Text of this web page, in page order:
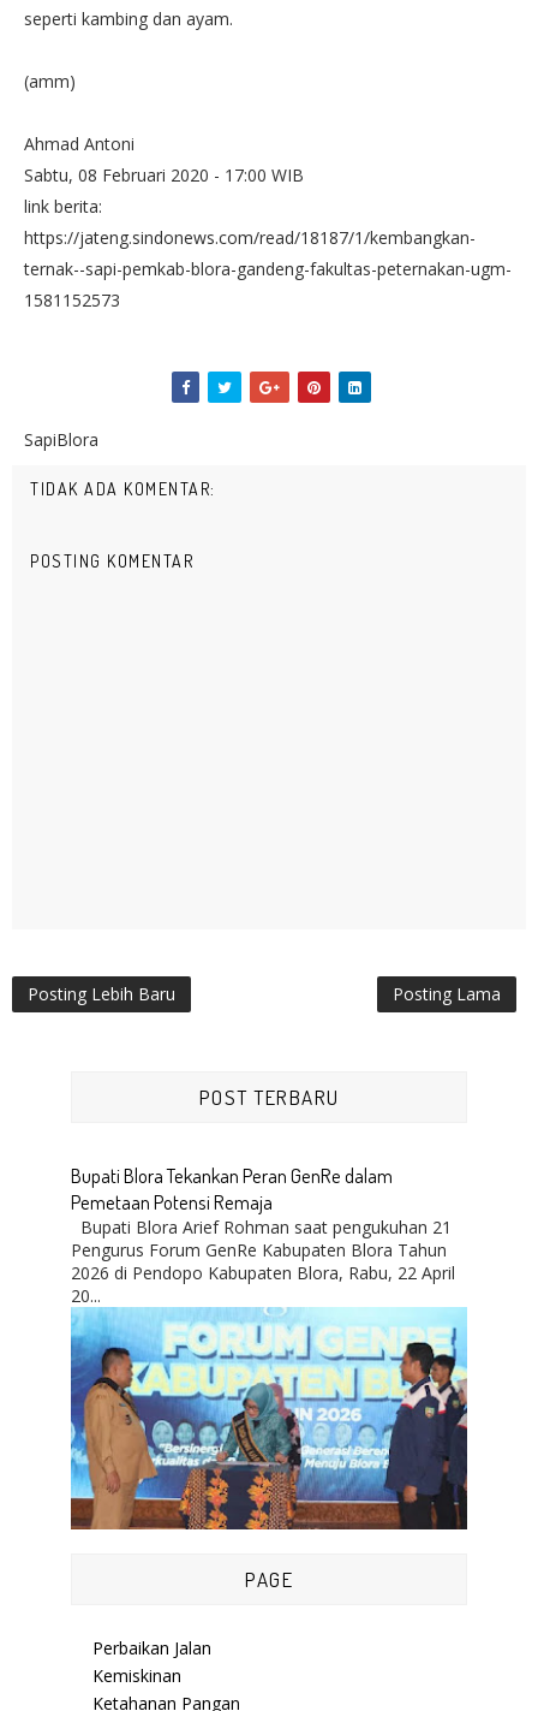
seperti kambing dan ayam.
(amm)
Ahmad Antoni
Sabtu, 08 Februari 2020 - 17:00 WIB
link berita:
https://jateng.sindonews.com/read/18187/1/kembangkan-
ternak--sapi-pemkab-blora-gandeng-fakultas-peternakan-ugm-
1581152573
SapiBlora
TIDAK ADA KOMENTAR:
POSTING KOMENTAR
Posting Lebih Baru Posting Lama
POST TERBARU
Bupati Blora Tekankan Peran GenRe dalam
Pemetaan Potensi Remaja
Bupati Blora Arief Rohman saat pengukuhan 21
Pengurus Forum GenRe Kabupaten Blora Tahun
2026 di Pendopo Kabupaten Blora, Rabu, 22 April
20...
PAGE
Perbaikan Jalan
Kemiskinan
Ketahanan Pangan